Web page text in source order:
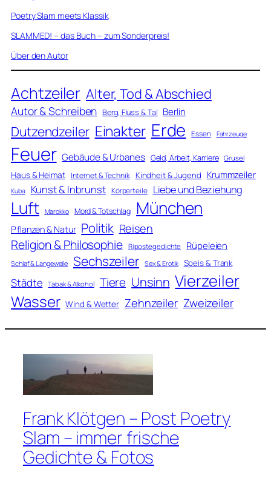
Poetry Slam meets Klassik
SLAMMED! – das Buch – zum Sonderpreis!
Über den Autor
Achtzeiler Alter, Tod & Abschied
Autor & Schreiben Berg, Fluss & Tal Berlin
Dutzendzeiler Einakter Erde Essen Fahrzeuge
Feuer Gebäude & Urbanes Geld, Arbeit, Karriere Grusel
Haus & Heimat Internet & Technik Kindheit & Jugend Krummzeiler
Kuba Kunst & Inbrunst Körperteile Liebe und Beziehung
Luft Marokko Mord & Totschlag München
Pflanzen & Natur Politik Reisen
Religion & Philosophie Ripostegedichte Rüpeleien
Schlaf & Langeweile Sechszeiler Sex & Erotik Speis & Trank
Städte Tabak & Alkohol Tiere Unsinn Vierzeiler
Wasser Wind & Wetter Zehnzeiler Zweizeiler
Frank Klötgen – Post Poetry
Slam – immer frische
Gedichte & Fotos